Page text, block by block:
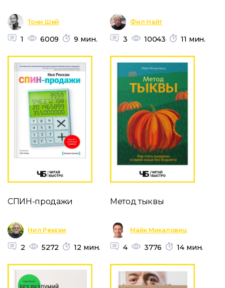
Тони Шей
1 6009 9 мин.
Фил Найт
3 10043 11 мин.
СПИН-продажи
Нил Рекхэм
2 5272 12 мин.
Метод тыквы
Майк Микаловиц
4 3776 14 мин.